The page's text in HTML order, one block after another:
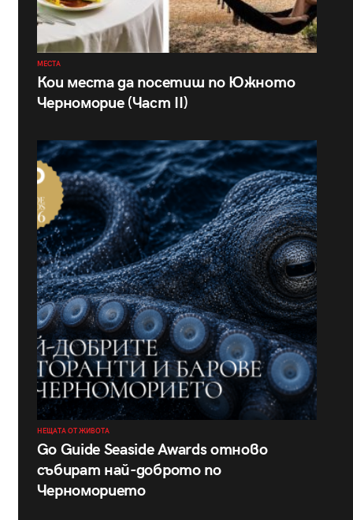
МЕСТА
Кои места да посетиш по Южното
Черноморие (Част II)
НЕЩАТА ОТ ЖИВОТА
Go Guide Seaside Awards отново
събират най-доброто по
Черноморието